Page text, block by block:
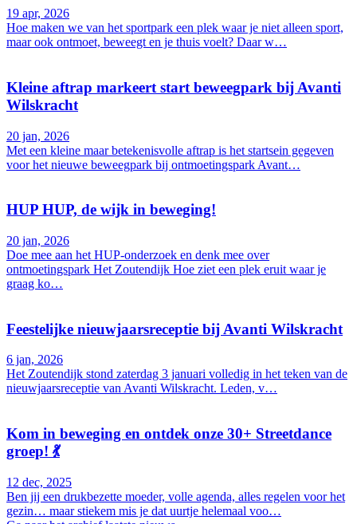
19 apr, 2026
Hoe maken we van het sportpark een plek waar je niet alleen sport,
maar ook ontmoet, beweegt en je thuis voelt? Daar w…
Kleine aftrap markeert start beweegpark bij Avanti
Wilskracht
20 jan, 2026
Met een kleine maar betekenisvolle aftrap is het startsein gegeven
voor het nieuwe beweegpark bij ontmoetingspark Avant…
HUP HUP, de wijk in beweging!
20 jan, 2026
Doe mee aan het HUP-onderzoek en denk mee over
ontmoetingspark Het Zoutendijk Hoe ziet een plek eruit waar je
graag ko…
Feestelijke nieuwjaarsreceptie bij Avanti Wilskracht
6 jan, 2026
Het Zoutendijk stond zaterdag 3 januari volledig in het teken van de
nieuwjaarsreceptie van Avanti Wilskracht. Leden, v…
Kom in beweging en ontdek onze 30+ Streetdance
groep! 💃
12 dec, 2025
Ben jij een drukbezette moeder, volle agenda, alles regelen voor het
gezin… maar stiekem mis je dat uurtje helemaal voo…